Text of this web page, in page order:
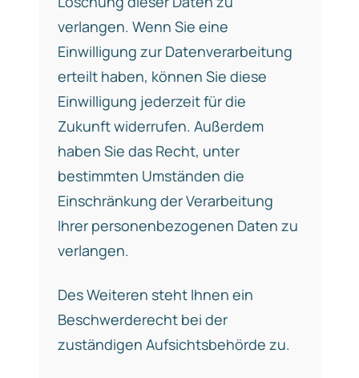
verlangen. Wenn Sie eine
Einwilligung zur Datenverarbeitung
erteilt haben, können Sie diese
Einwilligung jederzeit für die
Zukunft widerrufen. Außerdem
haben Sie das Recht, unter
bestimmten Umständen die
Einschränkung der Verarbeitung
Ihrer personenbezogenen Daten zu
verlangen.
Des Weiteren steht Ihnen ein
Beschwerderecht bei der
zuständigen Aufsichtsbehörde zu.